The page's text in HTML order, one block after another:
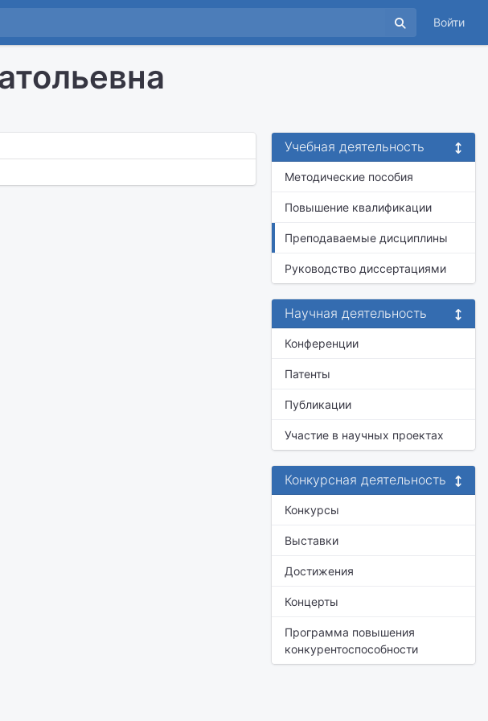
Войти
Учебная деятельность
Методические пособия
Повышение квалификации
Преподаваемые дисциплины
Руководство диссертациями
Научная деятельность
Конференции
Патенты
Публикации
Участие в научных проектах
Конкурсная деятельность
Конкурсы
Выставки
Достижения
Концерты
Программа повышения
конкурентоспособности